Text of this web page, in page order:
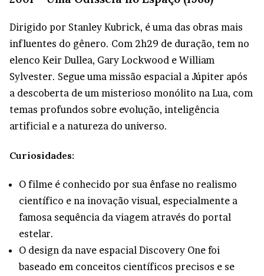
Dirigido por Stanley Kubrick, é uma das obras mais
influentes do gênero. Com 2h29 de duração, tem no
elenco Keir Dullea, Gary Lockwood e William
Sylvester. Segue uma missão espacial a Júpiter após
a descoberta de um misterioso monólito na Lua, com
temas profundos sobre evolução, inteligência
artificial e a natureza do universo.
Curiosidades:
O filme é conhecido por sua ênfase no realismo
científico e na inovação visual, especialmente a
famosa sequência da viagem através do portal
estelar.
O design da nave espacial Discovery One foi
baseado em conceitos científicos precisos e se